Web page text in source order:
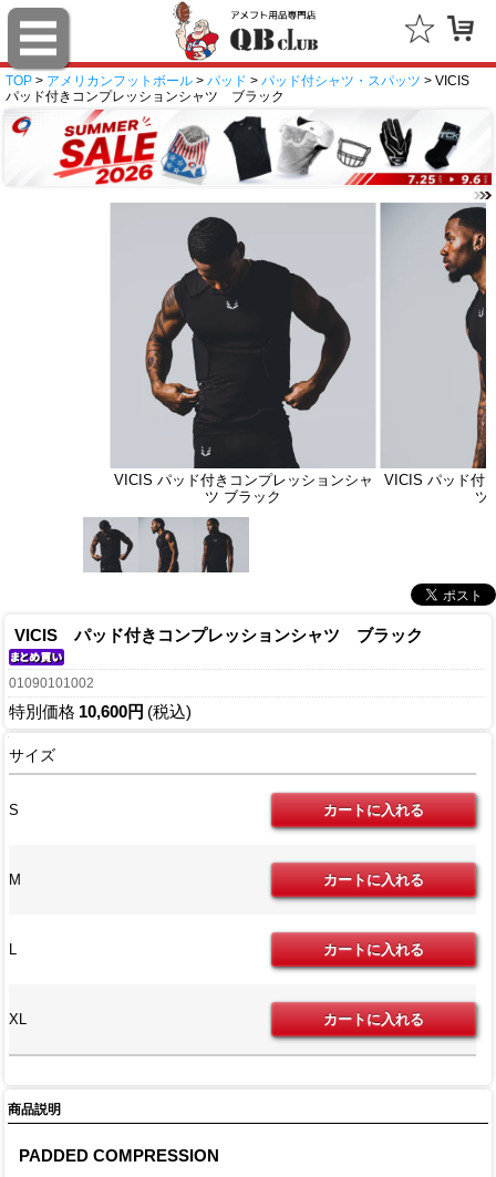
TOP > アメリカンフットボール > パッド > パッド付シャツ・スパッツ > VICIS
パッド付きコンプレッションシャツ ブラック
VICIS パッド付きコンプレッションシャ
ツ ブラック
VICIS パッド付
ツ
VICIS パッド付きコンプレッションシャツ ブラック
01090101002
特別価格 10,600円 (税込)
サイズ
S
M
L
XL
商品説明
PADDED COMPRESSION